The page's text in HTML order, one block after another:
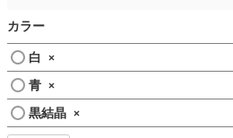
カラー
白 ×
青 ×
黒結晶 ×